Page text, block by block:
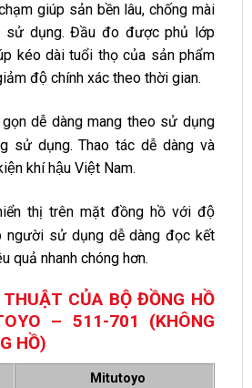
giúp sản bền lâu, chống mài
sử dụng. Đầu đo được phủ lớp
kéo dài tuổi thọ của sản phẩm
độ chính xác theo thời gian.
dễ dàng mang theo sử dụng
sử dụng. Thao tác dễ dàng và
khí hậu Việt Nam.
thị trên mặt đồng hồ với độ
người sử dụng dễ dàng đọc kết
quả nhanh chóng hơn.
CỦA BỘ ĐỒNG HỒ
– 511-701 (KHÔNG
HỒ)
Mitutoyo